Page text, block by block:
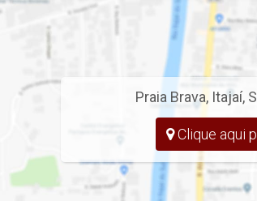
nas Área Sociais
na Área Intima
com persianas motorizadas
box
para aspiração central
de automação residencial
com churrasqueira a carvão
Praia Brava, Itajaí,
Clique aqui